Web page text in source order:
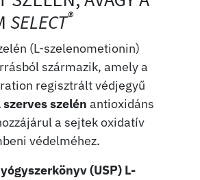
SELECT®
(L-szelenometionin)
származik, amely a
regisztrált védjegyű
szerves szelén antioxidáns
a sejtek oxidatív
védelméhez.
(USP) L-